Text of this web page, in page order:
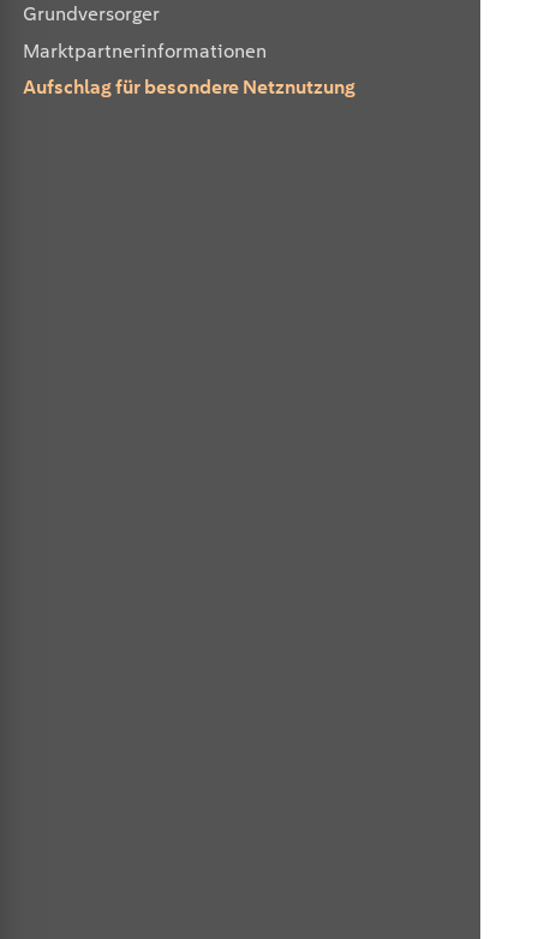
Grundversorger
Marktpartnerinformationen
Aufschlag für besondere Netznutzung